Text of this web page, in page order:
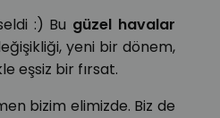
:) Bu güzel havalar
yeni bir dönem,
eşsiz bir fırsat.
bizim elimizde. Biz de